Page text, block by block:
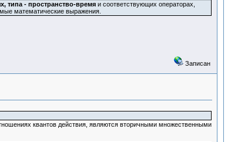
типа - пространство-времяи соответствующих операторах,
математические выражения.
Записан
квантов действия, являются вторичными множественными